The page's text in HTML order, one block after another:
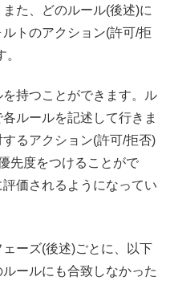
た、どのルール(後述)に
トのアクション(許可/拒
持つことができます。ル
ルールを記述して行きま
るアクション(許可/拒否)
先度をつけることがで
価されるようになってい
ーズ(後述)ごとに、以下
ールにも合致しなかった